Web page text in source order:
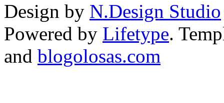
Design by N.Design Studio
Powered by Lifetype.
and blogolosas.com